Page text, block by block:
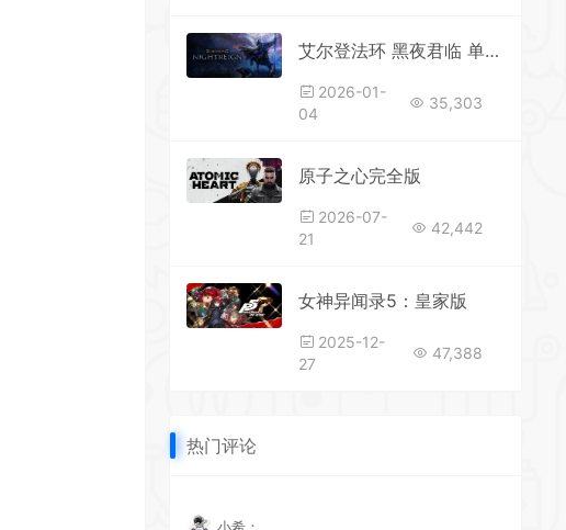
艾尔登法环 黑夜君临 单机/网络联机 -(更新v1.03.1-DLC)
2026-01-
04
35,303
原子之心完全版
2026-07-
21
42,442
女神异闻录5：皇家版
2025-12-
27
47,388
热门评论
小希：